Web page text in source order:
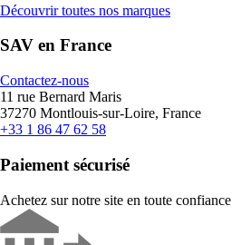
Découvrir toutes nos marques
SAV en France
Contactez-nous
11 rue Bernard Maris
37270 Montlouis-sur-Loire, France
+33 1 86 47 62 58
Paiement sécurisé
Achetez sur notre site en toute confiance